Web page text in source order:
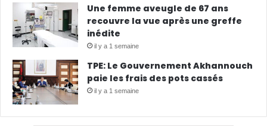
Une femme aveugle de 67 ans
recouvre la vue après une greffe
inédite
il y a 1 semaine
TPE: Le Gouvernement Akhannouch
paie les frais des pots cassés
il y a 1 semaine